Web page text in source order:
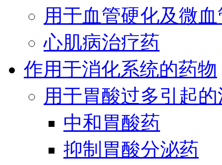
用于血管硬化及微
心肌病治疗药
作用于消化系统的药物
用于胃酸过多引起
中和胃酸药
抑制胃酸分泌药